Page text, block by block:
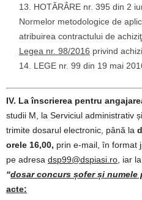
HOTĂRÂRE nr. 395 din 2
Normelor metodologice de
atribuirea contractului de
Legea nr. 98/2016 privind
LEGE nr. 99 din 19 mai
IV. La înscrierea pentru
studii M, la Serviciul administrativ
trimite dosarul electronic, până la
orele 16,00, prin e-mail, în format
pe adresa dsp99@dspiasi.ro , iar
“dosar concurs șofer și numele
acte: